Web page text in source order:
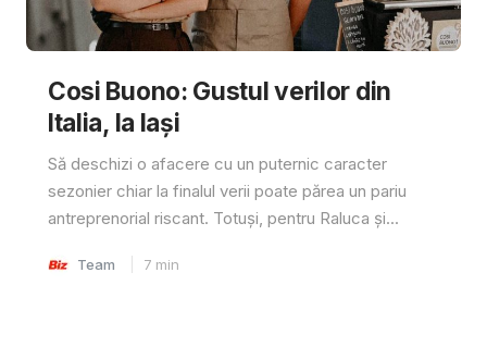
Cosi Buono: Gustul verilor din
Italia, la Iași
Să deschizi o afacere cu un puternic caracter
sezonier chiar la finalul verii poate părea un pariu
antreprenorial riscant. Totuși, pentru Raluca și...
Team 7 min